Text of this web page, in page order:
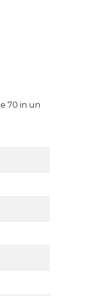
e 70 in un